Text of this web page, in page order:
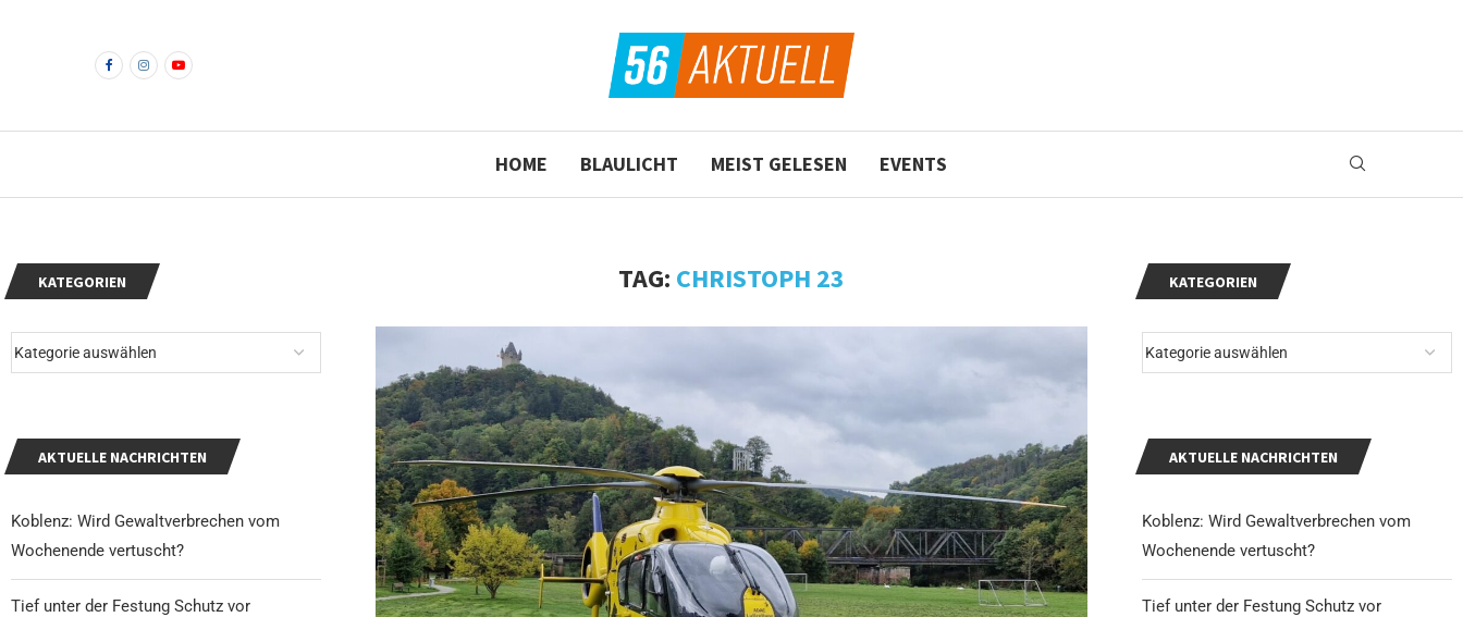
HOME BLAULICHT MEIST GELESEN EVENTS
TAG: CHRISTOPH 23 KATEGORIEN
AKTUELLE NACHRICHTEN
Koblenz: Wird Gewaltverbrechen vom
Wochenende vertuscht?
Tief unter der Festung Schutz vor
KATEGORIEN
AKTUELLE NACHRICHTEN
Koblenz: Wird Gewaltverbrechen vom
Wochenende vertuscht?
Tief unter der Festung Schutz vor